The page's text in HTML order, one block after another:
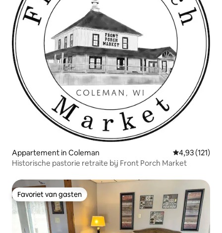
Appartement in Coleman Gemiddelde
4,93 (121)
Historische pastorie retraite bij Front Porch Market
Favoriet van gasten
Favoriet van gasten